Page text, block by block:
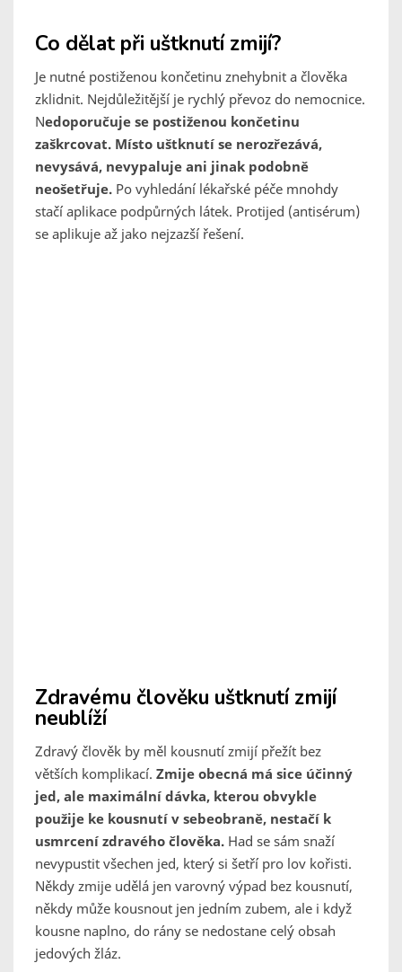
Co dělat při uštknutí zmijí?
Je nutné postiženou končetinu znehybnit a člověka
zklidnit. Nejdůležitější je rychlý převoz do nemocnice.
Nedoporučuje se postiženou končetinu
zaškrcovat. Místo uštknutí se nerozřezává,
nevysává, nevypaluje ani jinak podobně
neošetřuje. Po vyhledání lékařské péče mnohdy
stačí aplikace podpůrných látek. Protijed (antisérum)
se aplikuje až jako nejzazší řešení.
Zdravému člověku uštknutí zmijí
neublíží
Zdravý člověk by měl kousnutí zmijí přežít bez
větších komplikací. Zmije obecná má sice účinný
jed, ale maximální dávka, kterou obvykle
použije ke kousnutí v sebeobraně, nestačí k
usmrcení zdravého člověka. Had se sám snaží
nevypustit všechen jed, který si šetří pro lov kořisti.
Někdy zmije udělá jen varovný výpad bez kousnutí,
někdy může kousnout jen jedním zubem, ale i když
kousne naplno, do rány se nedostane celý obsah
jedových žláz.